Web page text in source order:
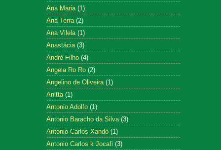
Ana Maria (1)
Ana Terra (2)
Ana Vilela (1)
Anastácia (3)
André Filho (4)
Angela Ro Ro (2)
Angelino de Oliveira (1)
Anitta (1)
Antonio Adolfo (1)
Antonio Baracho da Silva (3)
Antonio Carlos Xandó (1)
Antonio Carlos k Jocafi (3)